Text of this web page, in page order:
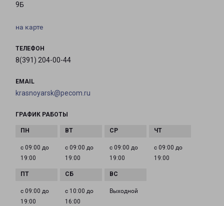
9Б
на карте
ТЕЛЕФОН
8(391) 204-00-44
EMAIL
krasnoyarsk@pecom.ru
ГРАФИК РАБОТЫ
с 09:00 до
19:00
с 09:00 до
19:00
с 09:00 до
19:00
с 09:00 до
19:00
с 09:00 до
19:00
с 10:00 до
16:00
Выходной